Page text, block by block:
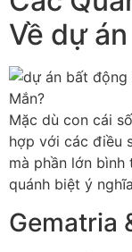
Về dự
Mặc dù con cái số
hợp với các điều
mà phần lớn
quánh biệt ý
Gematria